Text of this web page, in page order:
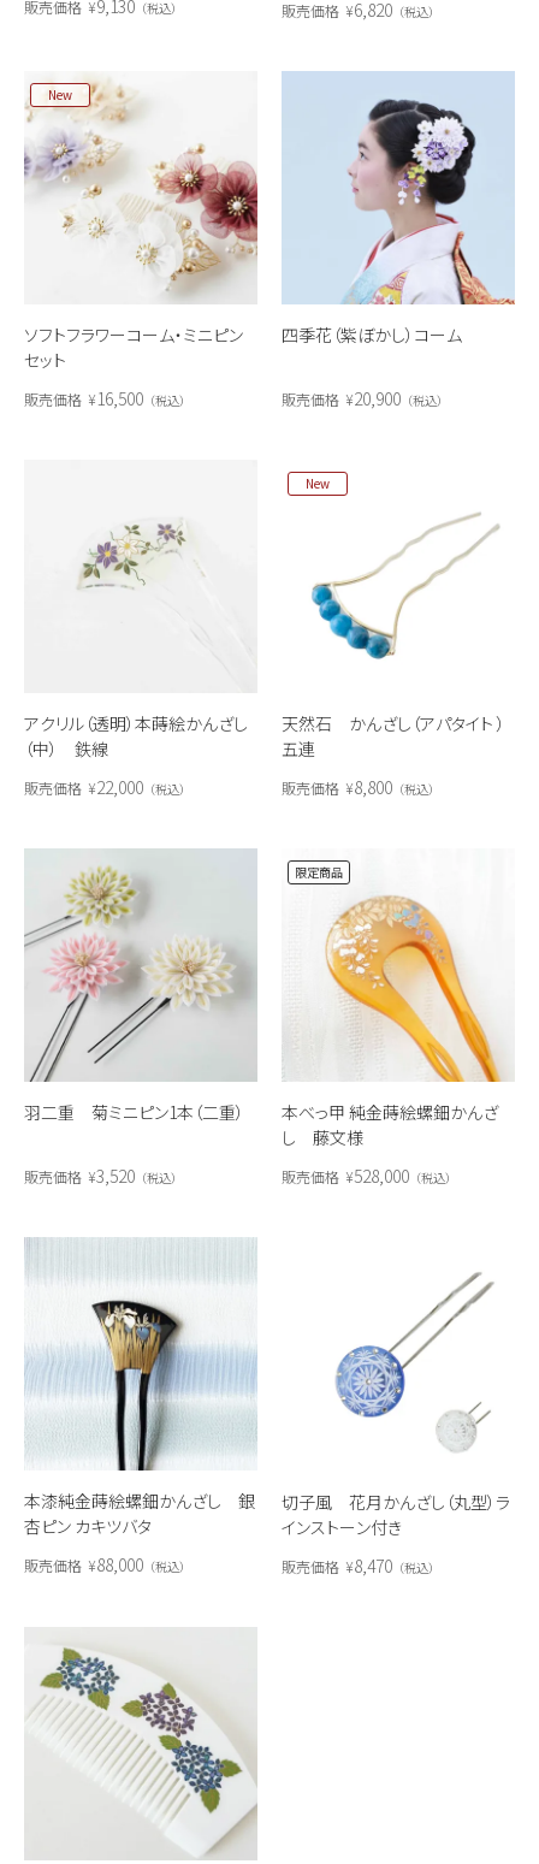
販売価格 ¥9,130 税込 販売価格 ¥6,820 税込
ソフトフラワーコーム・ミニピン
セット
New
販売価格 ¥16,500 税込
四季花（紫ぼかし）コーム
販売価格 ¥20,900 税込
アクリル（透明）本蒔絵かんざし
（中） 鉄線
販売価格 ¥22,000 税込
天然石 かんざし（アパタイト ）
五連
New
販売価格 ¥8,800 税込
羽二重 菊ミニピン1本（二重）
販売価格 ¥3,520 税込
本べっ甲 純金蒔絵螺鈿かんざ
し 藤文様
限定商品
販売価格 ¥528,000 税込
本漆純金蒔絵螺鈿かんざし 銀
杏ピン カキツバタ
販売価格 ¥88,000 税込
切子風 花月かんざし（丸型）ラ
インストーン付き
販売価格 ¥8,470 税込